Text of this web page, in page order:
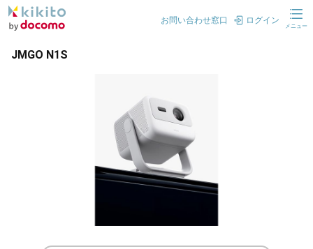
お問い合わせ窓口 ログイン
メニュー
JMGO N1S